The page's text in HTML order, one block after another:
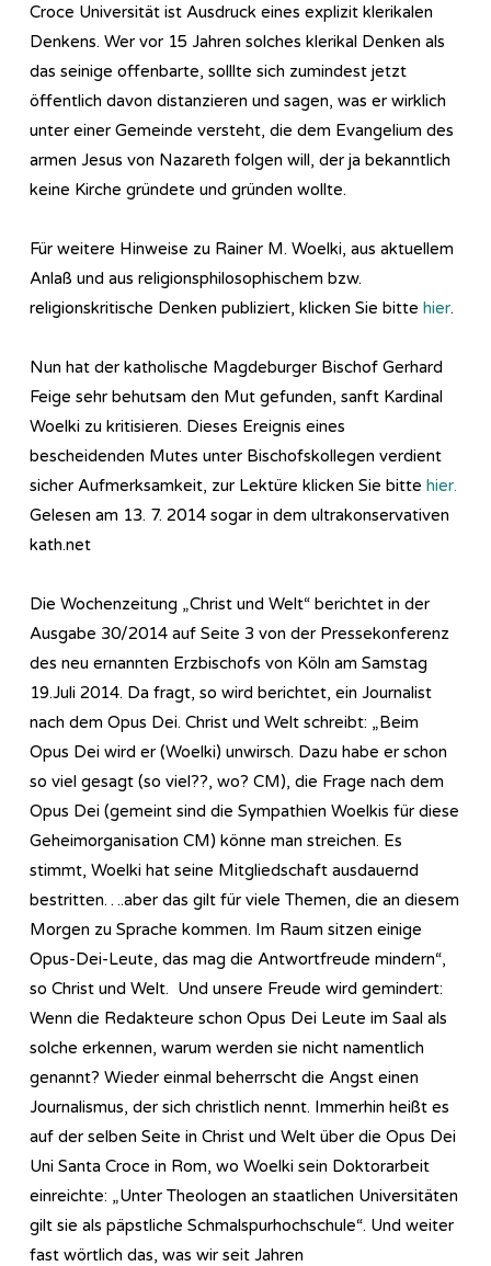
Croce Universität ist Ausdruck eines explizit klerikalen
Denkens. Wer vor 15 Jahren solches klerikal Denken als
das seinige offenbarte, solllte sich zumindest jetzt
öffentlich davon distanzieren und sagen, was er wirklich
unter einer Gemeinde versteht, die dem Evangelium des
armen Jesus von Nazareth folgen will, der ja bekanntlich
keine Kirche gründete und gründen wollte.
Für weitere Hinweise zu Rainer M. Woelki, aus aktuellem
Anlaß und aus religionsphilosophischem bzw.
religionskritische Denken publiziert, klicken Sie bitte hier.
Nun hat der katholische Magdeburger Bischof Gerhard
Feige sehr behutsam den Mut gefunden, sanft Kardinal
Woelki zu kritisieren. Dieses Ereignis eines
bescheidenden Mutes unter Bischofskollegen verdient
sicher Aufmerksamkeit, zur Lektüre klicken Sie bitte hier.
Gelesen am 13. 7. 2014 sogar in dem ultrakonservativen
kath.net
Die Wochenzeitung „Christ und Welt“ berichtet in der
Ausgabe 30/2014 auf Seite 3 von der Pressekonferenz
des neu ernannten Erzbischofs von Köln am Samstag
19.Juli 2014. Da fragt, so wird berichtet, ein Journalist
nach dem Opus Dei. Christ und Welt schreibt: „Beim
Opus Dei wird er (Woelki) unwirsch. Dazu habe er schon
so viel gesagt (so viel??, wo? CM), die Frage nach dem
Opus Dei (gemeint sind die Sympathien Woelkis für diese
Geheimorganisation CM) könne man streichen. Es
stimmt, Woelki hat seine Mitgliedschaft ausdauernd
bestritten….aber das gilt für viele Themen, die an diesem
Morgen zu Sprache kommen. Im Raum sitzen einige
Opus-Dei-Leute, das mag die Antwortfreude mindern“,
so Christ und Welt. Und unsere Freude wird gemindert:
Wenn die Redakteure schon Opus Dei Leute im Saal als
solche erkennen, warum werden sie nicht namentlich
genannt? Wieder einmal beherrscht die Angst einen
Journalismus, der sich christlich nennt. Immerhin heißt es
auf der selben Seite in Christ und Welt über die Opus Dei
Uni Santa Croce in Rom, wo Woelki sein Doktorarbeit
einreichte: „Unter Theologen an staatlichen Universitäten
gilt sie als päpstliche Schmalspurhochschule“. Und weiter
fast wörtlich das, was wir seit Jahren